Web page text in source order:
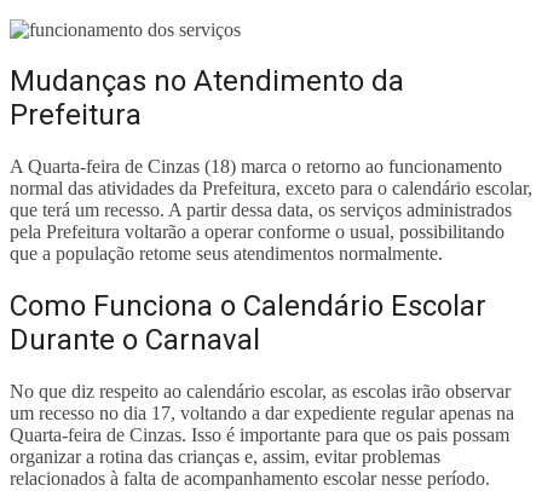
Mudanças no Atendimento da
Prefeitura
A Quarta-feira de Cinzas (18) marca o retorno ao funcionamento
normal das atividades da Prefeitura, exceto para o calendário escolar,
que terá um recesso. A partir dessa data, os serviços administrados
pela Prefeitura voltarão a operar conforme o usual, possibilitando
que a população retome seus atendimentos normalmente.
Como Funciona o Calendário Escolar
Durante o Carnaval
No que diz respeito ao calendário escolar, as escolas irão observar
um recesso no dia 17, voltando a dar expediente regular apenas na
Quarta-feira de Cinzas. Isso é importante para que os pais possam
organizar a rotina das crianças e, assim, evitar problemas
relacionados à falta de acompanhamento escolar nesse período.